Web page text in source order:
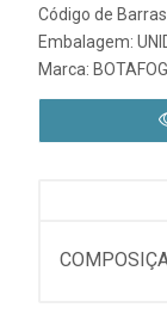
Código de
Embalagem:
Marca: